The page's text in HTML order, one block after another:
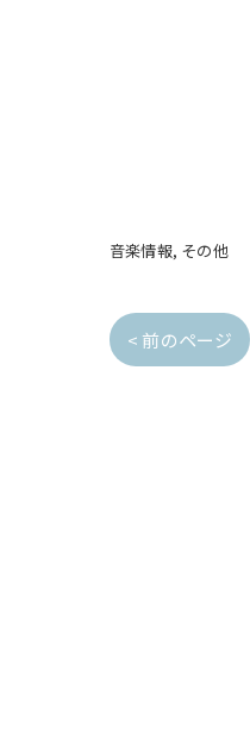
音楽情報 その他
< 前のページ